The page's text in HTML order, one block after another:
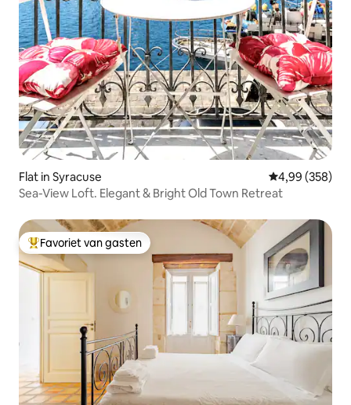
Flat in Syracuse Gemiddelde
4,99 (358)
Sea-View Loft. Elegant & Bright Old Town Retreat
Topfavoriet van gasten
Favoriet van gasten